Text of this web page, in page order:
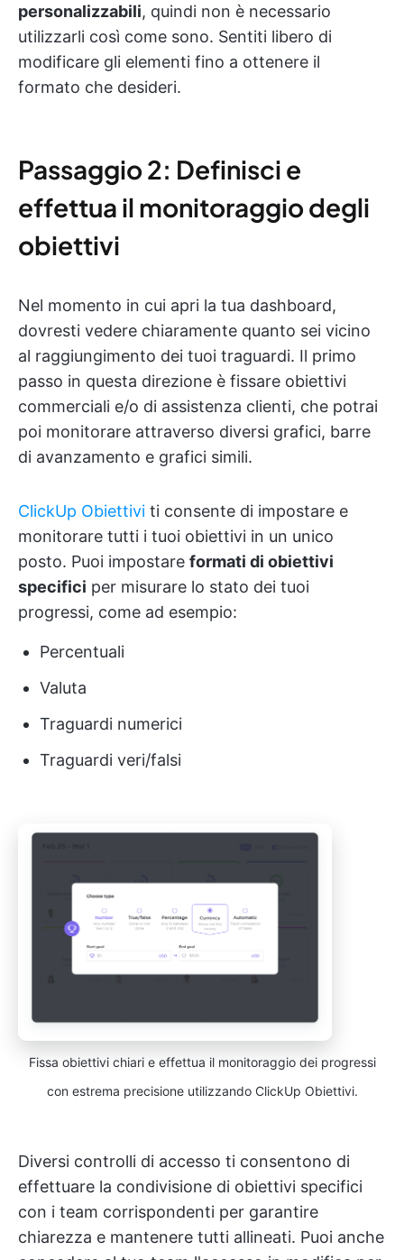
personalizzabili, quindi non è necessario
utilizzarli così come sono. Sentiti libero di
modificare gli elementi fino a ottenere il
formato che desideri.
Passaggio 2: Definisci e
effettua il monitoraggio degli
obiettivi
Nel momento in cui apri la tua dashboard,
dovresti vedere chiaramente quanto sei vicino
al raggiungimento dei tuoi traguardi. Il primo
passo in questa direzione è fissare obiettivi
commerciali e/o di assistenza clienti, che potrai
poi monitorare attraverso diversi grafici, barre
di avanzamento e grafici simili.
ClickUp Obiettivi ti consente di impostare e
monitorare tutti i tuoi obiettivi in un unico
posto. Puoi impostare formati di obiettivi
specifici per misurare lo stato dei tuoi
progressi, come ad esempio:
Percentuali
Valuta
Traguardi numerici
Traguardi veri/falsi
Fissa obiettivi chiari e effettua il monitoraggio dei progressi
con estrema precisione utilizzando ClickUp Obiettivi.
Diversi controlli di accesso ti consentono di
effettuare la condivisione di obiettivi specifici
con i team corrispondenti per garantire
chiarezza e mantenere tutti allineati. Puoi anche